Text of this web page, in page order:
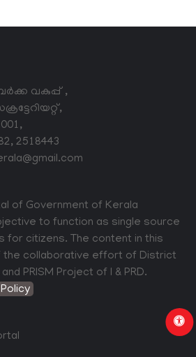
വകുപ്പ് ,
2518443
of Government of Kerala
to function as single source
for citizens. The content in this
the collaborative effort of District
PRISM Project of I & PRD.